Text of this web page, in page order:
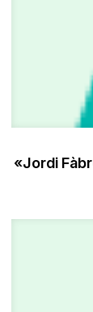
«Jordi